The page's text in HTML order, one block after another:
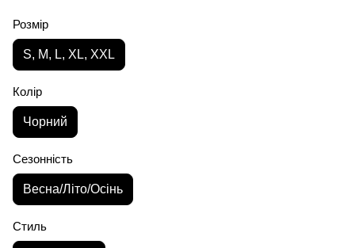
Розмір
S, M, L, XL, XXL
Колір
Чорний
Сезонність
Весна/Літо/Осінь
Стиль